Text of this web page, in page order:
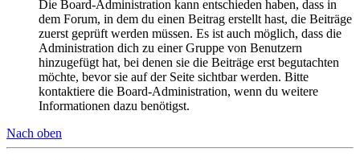
Die Board-Administration kann entschieden haben, dass in
dem Forum, in dem du einen Beitrag erstellt hast, die Beiträge
zuerst geprüft werden müssen. Es ist auch möglich, dass die
Administration dich zu einer Gruppe von Benutzern
hinzugefügt hat, bei denen sie die Beiträge erst begutachten
möchte, bevor sie auf der Seite sichtbar werden. Bitte
kontaktiere die Board-Administration, wenn du weitere
Informationen dazu benötigst.
Nach oben